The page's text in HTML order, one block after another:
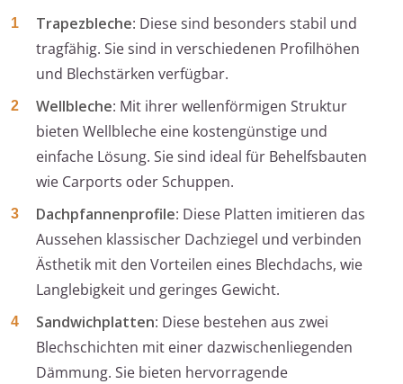
Trapezbleche: Diese sind besonders stabil und
tragfähig. Sie sind in verschiedenen Profilhöhen
und Blechstärken verfügbar.
Wellbleche: Mit ihrer wellenförmigen Struktur
bieten Wellbleche eine kostengünstige und
einfache Lösung. Sie sind ideal für Behelfsbauten
wie Carports oder Schuppen.
Dachpfannenprofile: Diese Platten imitieren das
Aussehen klassischer Dachziegel und verbinden
Ästhetik mit den Vorteilen eines Blechdachs, wie
Langlebigkeit und geringes Gewicht.
Sandwichplatten: Diese bestehen aus zwei
Blechschichten mit einer dazwischenliegenden
Dämmung. Sie bieten hervorragende